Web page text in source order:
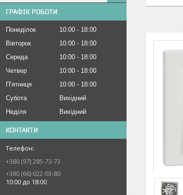
ГРАФІК РОБОТИ
Понеділок 10:00
18:00
Вівторок
10:00
18:00
Середа
10:00
18:00
Четвер
10:00
18:00
Пʼятниця
10:00
18:00
Субота
Вихідний
Неділя
Вихідний
КОНТАКТИ
+380 (97) 285-73-73
+380 (66) 022-03-80
10:00 до 18:00